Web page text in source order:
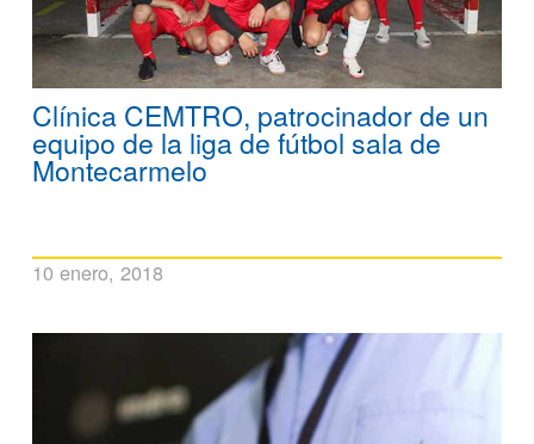
Clínica CEMTRO, patrocinador de un
equipo de la liga de fútbol sala de
Montecarmelo
10 enero, 2018